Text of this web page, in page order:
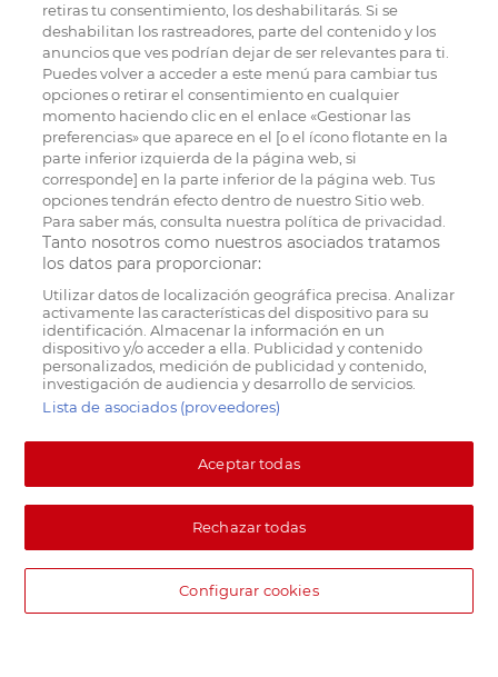
retiras tu consentimiento, los deshabilitarás. Si se
deshabilitan los rastreadores, parte del contenido y los
anuncios que ves podrían dejar de ser relevantes para ti.
Puedes volver a acceder a este menú para cambiar tus
opciones o retirar el consentimiento en cualquier
momento haciendo clic en el enlace «Gestionar las
preferencias» que aparece en el [o el ícono flotante en la
parte inferior izquierda de la página web, si
corresponde] en la parte inferior de la página web. Tus
opciones tendrán efecto dentro de nuestro Sitio web.
Para saber más, consulta nuestra política de privacidad.
Tanto nosotros como nuestros asociados tratamos
los datos para proporcionar:
Utilizar datos de localización geográfica precisa. Analizar
activamente las características del dispositivo para su
identificación. Almacenar la información en un
dispositivo y/o acceder a ella. Publicidad y contenido
personalizados, medición de publicidad y contenido,
investigación de audiencia y desarrollo de servicios.
Lista de asociados (proveedores)
Aceptar todas
Rechazar todas
Configurar cookies